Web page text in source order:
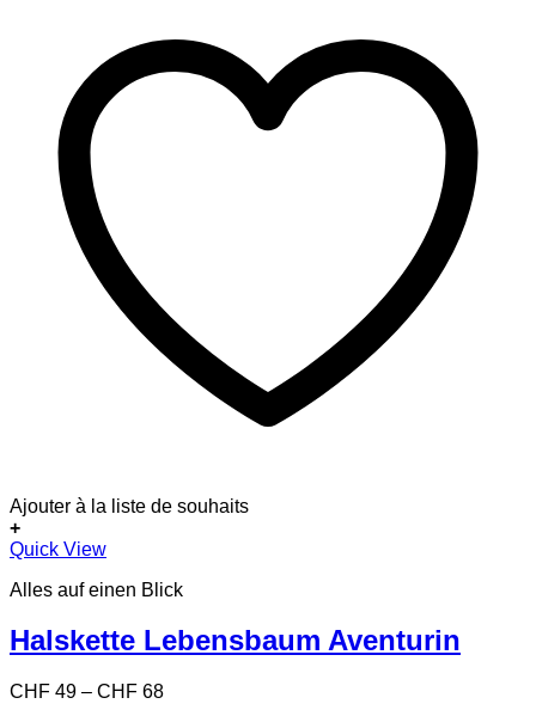
Ajouter à la liste de souhaits
+
Dieses
weist
Varianten
auf.
Optionen
Quick View
Alles auf einen Blick
Halskette Lebensbaum Aventurin
CHF 49 – CHF 68Preisspanne: